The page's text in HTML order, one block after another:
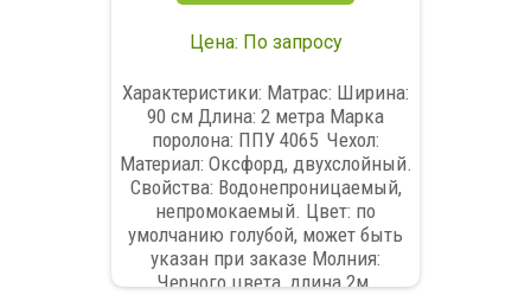
Цена: По запросу
Характеристики: Матрас: Ширина:
90 см Длина: 2 метра Марка
поролона: ППУ 4065 Чехол:
Материал: Оксфорд, двухслойный.
Свойства: Водонепроницаемый,
непромокаемый. Цвет: по
умолчанию голубой, может быть
указан при заказе Молния:
Черного цвета, длина 2м.